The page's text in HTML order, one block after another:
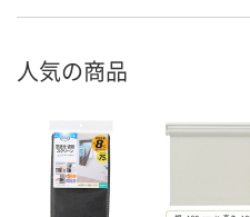
人気の商品